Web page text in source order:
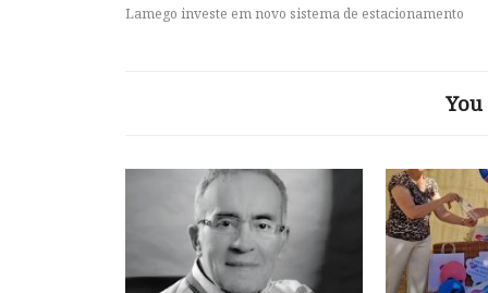
Lamego investe em novo sistema de estacionamento